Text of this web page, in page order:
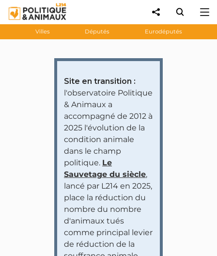
Villes Députés Eurodéputés
Site en transition :
l'observatoire Politique
& Animaux a
accompagné de 2012 à
2025 l'évolution de la
condition animale
dans le champ
politique. Le
Sauvetage du siècle,
lancé par L214 en 2025,
place la réduction du
nombre du nombre
d'animaux tués
comme principal levier
de réduction de la